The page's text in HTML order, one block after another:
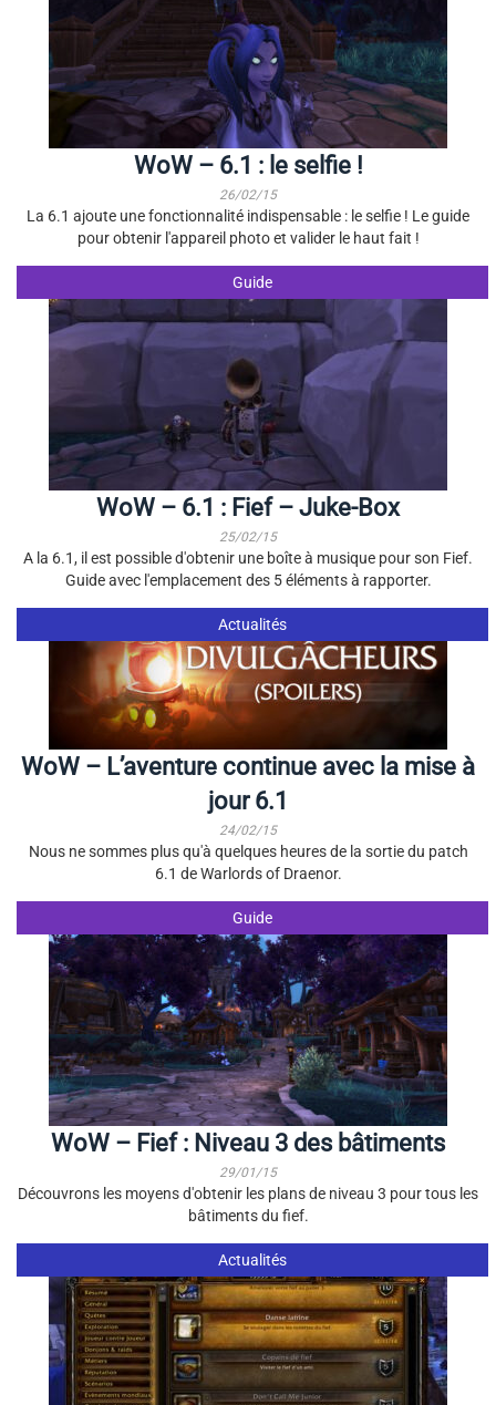
WoW – 6.1 : le selfie !
26/02/15
La 6.1 ajoute une fonctionnalité indispensable : le selfie ! Le guide
pour obtenir l'appareil photo et valider le haut fait !
Guide
WoW – 6.1 : Fief – Juke-Box
25/02/15
A la 6.1, il est possible d'obtenir une boîte à musique pour son Fief.
Guide avec l'emplacement des 5 éléments à rapporter.
Actualités
WoW – L’aventure continue avec la mise à
jour 6.1
24/02/15
Nous ne sommes plus qu'à quelques heures de la sortie du patch
6.1 de Warlords of Draenor.
Guide
WoW – Fief : Niveau 3 des bâtiments
29/01/15
Découvrons les moyens d'obtenir les plans de niveau 3 pour tous les
bâtiments du fief.
Actualités